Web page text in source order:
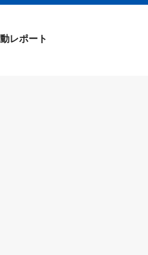
レポート